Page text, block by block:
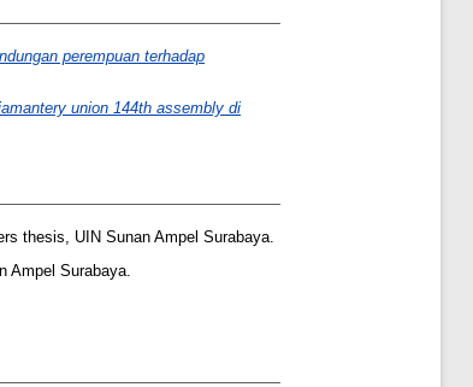
perempuan terhadap
union 144th assembly di
thesis, UIN Sunan Ampel Surabaya.
Ampel Surabaya.